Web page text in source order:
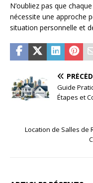
N’oubliez pas que
nécessite une approche
situation personnelle et
Guide
Étapes et
Location de Salles de